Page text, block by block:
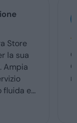
del
davvero